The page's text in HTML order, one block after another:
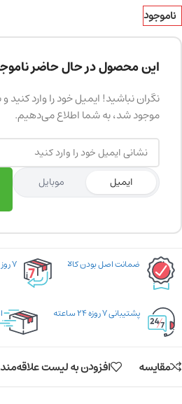
ناموجود
این محصول در حال حاضر
نگران نباشید! ایمیل خود را وارد کنید
موجود شد، به شما اطلاع می‌دهیم.
ایمیل موبایل
ضمانت اصل بودن کالا ۷ روز ضمانت بازگشت
پشتیبانی ۷ روزه ۲۴ ساعته
مقایسه افزودن به لیست